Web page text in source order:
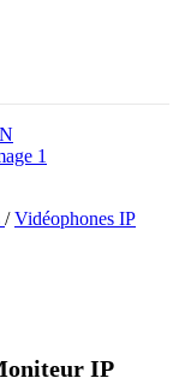
/ Vidéophones IP
IP